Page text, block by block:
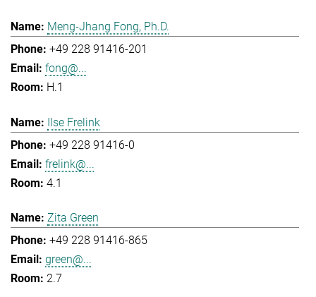
Meng-Jhang Fong, Ph.D.
+49 228 91416-201
fong@...
H.1
Ilse Frelink
+49 228 91416-0
frelink@...
4.1
Zita Green
+49 228 91416-865
green@...
2.7